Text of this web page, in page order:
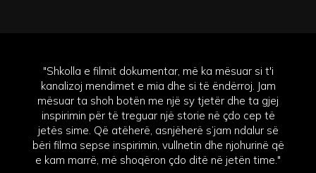
"Shkolla e filmit dokumentar, më ka mësuar si t'i
kanalizoj mendimet e mia dhe si të ëndërroj. Jam
mësuar ta shoh botën me një sy tjetër dhe ta gjej
inspirimin për të treguar një storie në çdo cep të
jetës sime. Që atëherë, asnjëherë s’jam ndalur së
bëri filma sepse inspirimin, vullnetin dhe njohurinë që
e kam marrë, më shoqëron çdo ditë në jetën time."